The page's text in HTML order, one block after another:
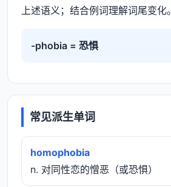
上述语义；结合例词理解词尾变化。
-phobia = 恐惧
常见派生单词
homophobia
n. 对同性恋的憎恶（或恐惧）